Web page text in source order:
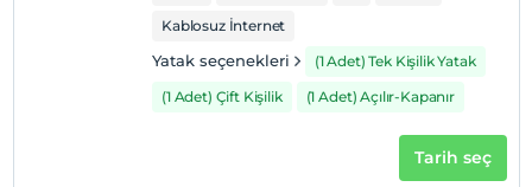
Her bir oda için 6 yaşına kadar 1 çocuk ücretsizdir
Kablosuz İnternet
Yatak seçenekleri
(1 Adet) Tek Kişilik Yatak
(1 Adet) Çift Kişilik
(1 Adet) Açılır-Kapanır
Tarih seç